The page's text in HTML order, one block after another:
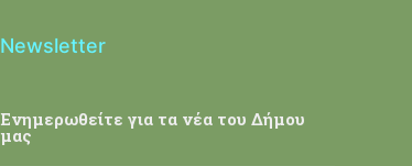
Newsletter
Ενημερωθείτε για τα νέα του Δήμου
μας